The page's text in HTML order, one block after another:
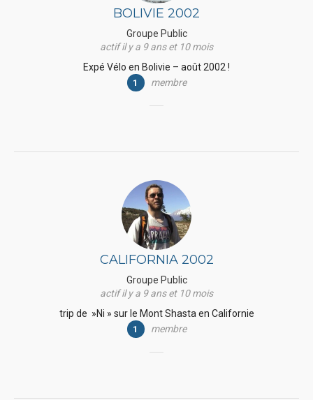
BOLIVIE 2002
Groupe Public
actif il y a 9 ans et 10 mois
Expé Vélo en Bolivie – août 2002 !
1 membre
CALIFORNIA 2002
Groupe Public
actif il y a 9 ans et 10 mois
trip de »Ni » sur le Mont Shasta en Californie
1 membre